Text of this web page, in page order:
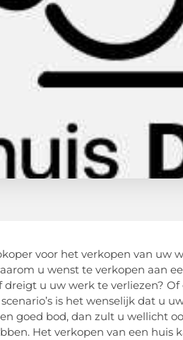
voor het verkopen van
u wenst te verkopen aan
u uw werk te verliezen?
is het wenselijk dat u
goed bod, dan zult u wellicht
Het verkopen van een